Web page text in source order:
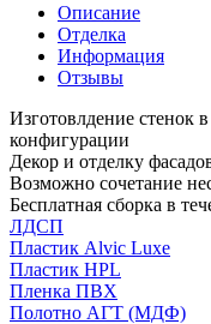
Описание
Отделка
Информация
Отзывы
Изготовлдение стенок
конфигурации
Декор и отделку
Возможно сочетание
Бесплатная сборка в
ЛДСП
Пластик Alvic Luxe
Пластик HPL
Пленка ПВХ
Полотно АГТ (МДФ)